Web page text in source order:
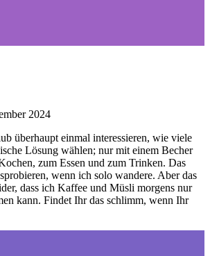
2024
überhaupt einmal interessieren, wie viele
Lösung wählen; nur mit einem Becher
zum Essen und zum Trinken. Das
wenn ich solo wandere. Aber das
dass ich Kaffee und Müsli morgens nur
kann. Findet Ihr das schlimm, wenn Ihr